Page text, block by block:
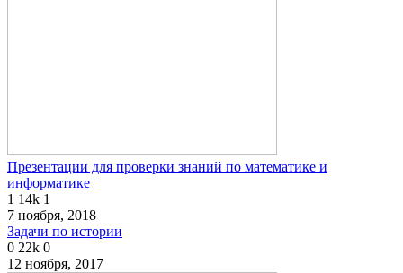
Презентации для проверки знаний по математике и
информатике
1 14k 1
7 ноября, 2018
Задачи по истории
0 22k 0
12 ноября, 2017